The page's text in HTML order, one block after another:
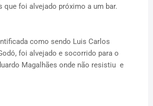
que foi alvejado próximo a um bar.
como sendo Luis Carlos
foi alvejado e socorrido para o
Magalhães onde não resistiu e